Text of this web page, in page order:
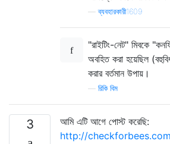
—ব্যবহারকারী1609
"রাইটিং-নেট" মিবকে
অবহিত করা হয়েছিল
করার বর্তমান উপায়।
রিকি বিম
3
আমি এটি আগে পোস্ট করেছি:
http://